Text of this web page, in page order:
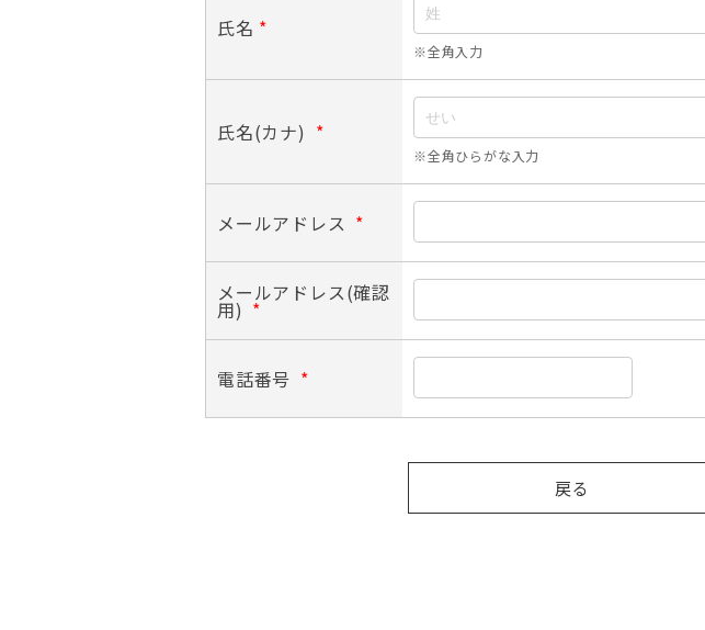
氏名 *
※全角入力
氏名(カナ) *
※全角ひらがな入力
メールアドレス *
メールアドレス(確認
用) *
電話番号 *
戻る